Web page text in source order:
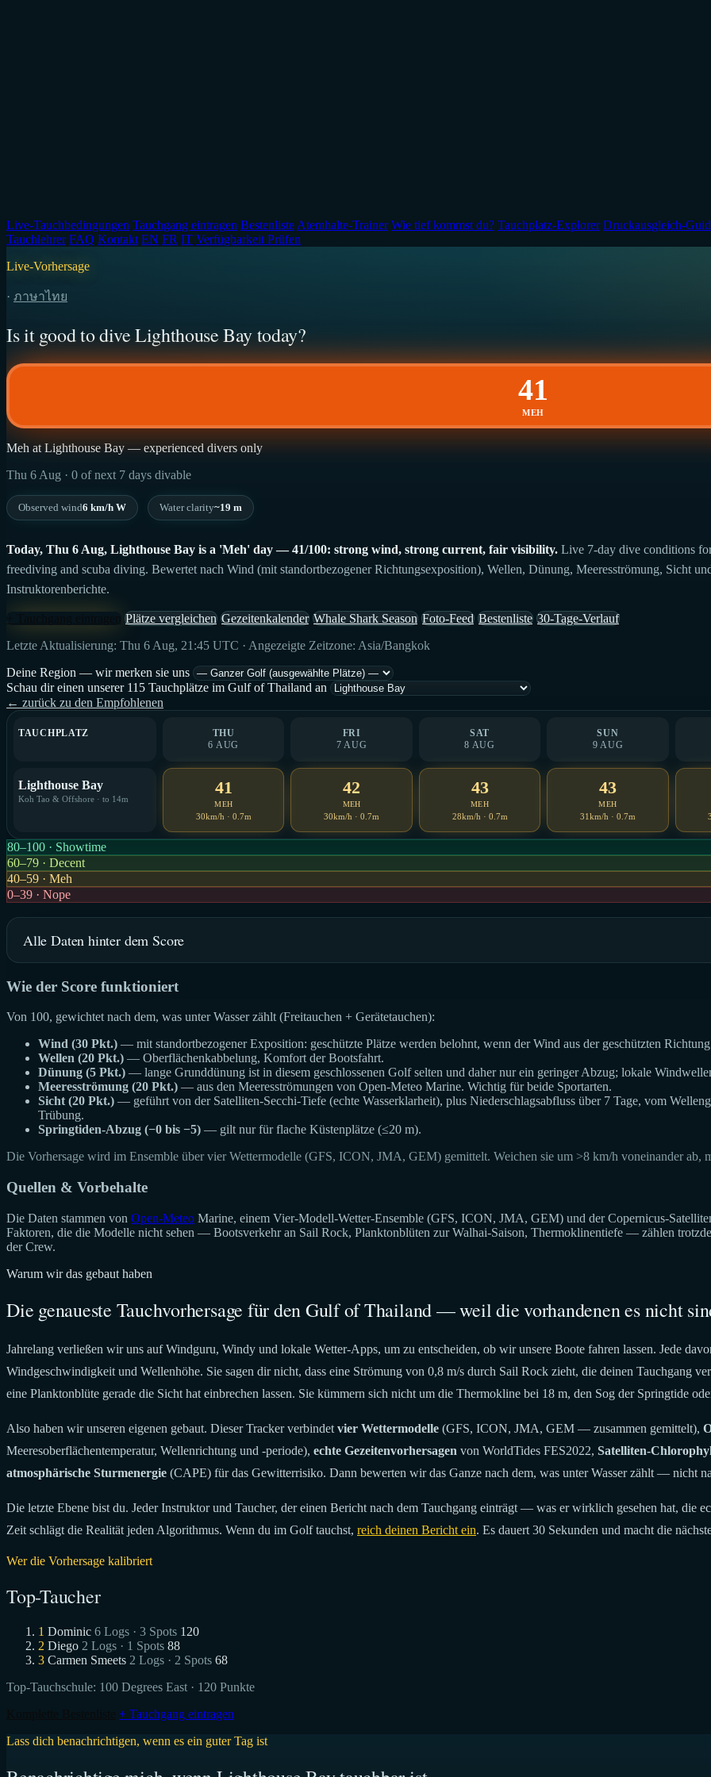
Live-Tauchbedingungen Tauchgang eintragen Bestenliste Atemhalte-Trainer Wie tief kommst du? Tauchplatz-Explorer Druckausgleich-
Tauchlehrer FAQ Kontakt EN FR IT Verfügbarkeit Prüfen
Live-Vorhersage
· ภาษาไทย
Is it good to dive Lighthouse Bay today?
41
MEH
Meh at Lighthouse Bay — experienced divers only
Thu 6 Aug · 0 of next 7 days divable
Observed wind6 km/h W Water clarity~19 m
Today, Thu 6 Aug, Lighthouse Bay is a 'Meh' day — 41/100: strong wind, strong current, fair visibility. Live 7-day dive conditions
freediving and scuba diving. Bewertet nach Wind (mit standortbezogener Richtungsexposition), Wellen, Dünung, Meeresströmung, Sicht
Instruktorenberichte.
Plätze vergleichen Gezeitenkalender Whale Shark Season Foto-Feed Bestenliste 30-Tage-Verlauf
Letzte Aktualisierung: Thu 6 Aug, 21:45 UTC · Angezeigte Zeitzone: Asia/Bangkok
Deine Region — wir merken sie uns
Schau dir einen unserer 115 Tauchplätze im Gulf of Thailand an
← zurück zu den Empfohlenen
TAUCHPLATZ
THU
6 AUG
FRI
7 AUG
SAT
8 AUG
SUN
9 AUG
Lighthouse Bay
Koh Tao & Offshore · to 14m
41
MEH
30km/h · 0.7m
42
MEH
30km/h · 0.7m
43
MEH
28km/h · 0.7m
43
MEH
31km/h · 0.7m
80–100 · Showtime
60–79 · Decent
40–59 · Meh
0–39 · Nope
Alle Daten hinter dem Score
Wie der Score funktioniert
Von 100, gewichtet nach dem, was unter Wasser zählt (Freitauchen + Gerätetauchen):
Wind (30 Pkt.) — mit standortbezogener Exposition: geschützte Plätze werden belohnt, wenn der Wind aus der geschützten
Wellen (20 Pkt.) — Oberflächenkabbelung, Komfort der Bootsfahrt.
Dünung (5 Pkt.) — lange Grunddünung ist in diesem geschlossenen Golf selten und daher nur ein geringer Abzug; lokale
Meeresströmung (20 Pkt.) — aus den Meeresströmungen von Open-Meteo Marine. Wichtig für beide Sportarten.
Sicht (20 Pkt.) — geführt von der Satelliten-Secchi-Tiefe (echte Wasserklarheit), plus Niederschlagsabfluss über 7 Tage, vom
Trübung.
Springtiden-Abzug (−0 bis −5) — gilt nur für flache Küstenplätze (≤20 m).
Die Vorhersage wird im Ensemble über vier Wettermodelle (GFS, ICON, JMA, GEM) gemittelt. Weichen sie um >8 km/h voneinander ab,
Quellen & Vorbehalte
Die Daten stammen von Open-Meteo Marine, einem Vier-Modell-Wetter-Ensemble (GFS, ICON, JMA, GEM) und der Copernicus-
Faktoren, die die Modelle nicht sehen — Bootsverkehr an Sail Rock, Planktonblüten zur Walhai-Saison, Thermoklinentiefe — zählen
der Crew.
Warum wir das gebaut haben
Die genaueste Tauchvorhersage für den Gulf of Thailand — weil die vorhandenen es nicht
Jahrelang verließen wir uns auf Windguru, Windy und lokale Wetter-Apps, um zu entscheiden, ob wir unsere Boote fahren lassen. Jede
Windgeschwindigkeit und Wellenhöhe. Sie sagen dir nicht, dass eine Strömung von 0,8 m/s durch Sail Rock zieht, die deinen Tauchgang
eine Planktonblüte gerade die Sicht hat einbrechen lassen. Sie kümmern sich nicht um die Thermokline bei 18 m, den Sog der Springtide
Also haben wir unseren eigenen gebaut. Dieser Tracker verbindet vier Wettermodelle (GFS, ICON, JMA, GEM — zusammen gemittelt),
Meeresoberflächentemperatur, Wellenrichtung und -periode), echte Gezeitenvorhersagen von WorldTides FES2022, Satelliten-
atmosphärische Sturmenergie (CAPE) für das Gewitterrisiko. Dann bewerten wir das Ganze nach dem, was unter Wasser zählt — nicht
Die letzte Ebene bist du. Jeder Instruktor und Taucher, der einen Bericht nach dem Tauchgang einträgt — was er wirklich gesehen hat, die
Zeit schlägt die Realität jeden Algorithmus. Wenn du im Golf tauchst, reich deinen Bericht ein. Es dauert 30 Sekunden und macht die
Wer die Vorhersage kalibriert
Top-Taucher
1 Dominic 6 Logs · 3 Spots 120
2 Diego 2 Logs · 1 Spots 88
3 Carmen Smeets 2 Logs · 2 Spots 68
Top-Tauchschule: 100 Degrees East · 120 Punkte
+ Tauchgang eintragen
Lass dich benachrichtigen, wenn es ein guter Tag ist